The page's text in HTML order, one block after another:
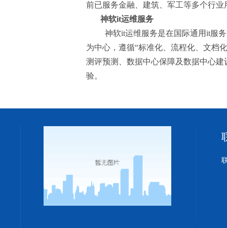
前已服务金融、建筑、军工等多个行业
神软it运维服务
神软it运维服务是在国际通用it服
为中心，遵循“标准化、流程化、文档
测评预测、数据中心保障及数据中心
验。